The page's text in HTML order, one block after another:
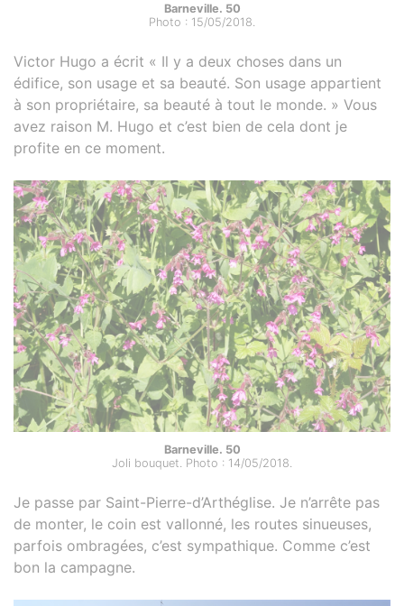
Barneville. 50
Photo : 15/05/2018.
Victor Hugo a écrit « Il y a deux choses dans un
édifice, son usage et sa beauté. Son usage appartient
à son propriétaire, sa beauté à tout le monde. » Vous
avez raison M. Hugo et c’est bien de cela dont je
profite en ce moment.
Barneville. 50
Joli bouquet. Photo : 14/05/2018.
Je passe par Saint-Pierre-d’Arthéglise. Je n’arrête pas
de monter, le coin est vallonné, les routes sinueuses,
parfois ombragées, c’est sympathique. Comme c’est
bon la campagne.